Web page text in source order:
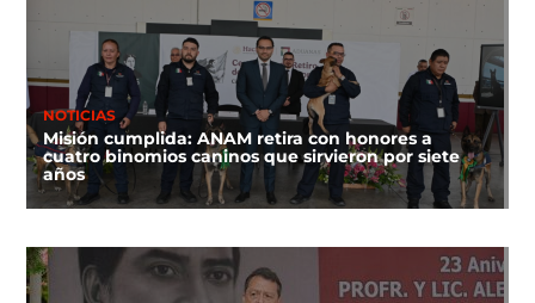
NOTICIAS
Misión cumplida: ANAM retira con honores a
cuatro binomios caninos que sirvieron por siete
años